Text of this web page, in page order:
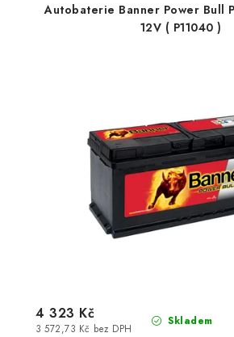
Autobaterie Banner Power Bull
12V ( P11040 )
Skladem
3 572,73 Kč bez DPH
4 323 Kč